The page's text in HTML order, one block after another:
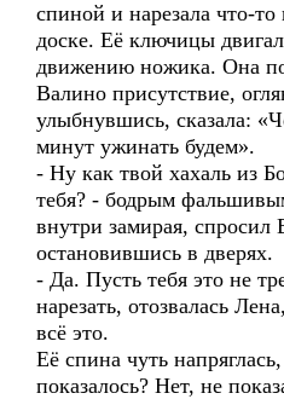
спиной и нарезала что-то
доске. Её ключицы
движению ножика. Она
Валино присутствие,
улыбнувшись, сказала:
минут ужинать будем».
- Ну как твой хахаль из
тебя? - бодрым
внутри замирая, спросил
остановившись в дверях.
- Да. Пусть тебя это не
нарезать, отозвалась
всё это.
Её спина чуть
показалось? Нет, не